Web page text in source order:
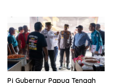
Pj Gubernur Papua Tengah